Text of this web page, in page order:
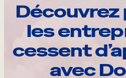
Découvrez
les
cessent
avec